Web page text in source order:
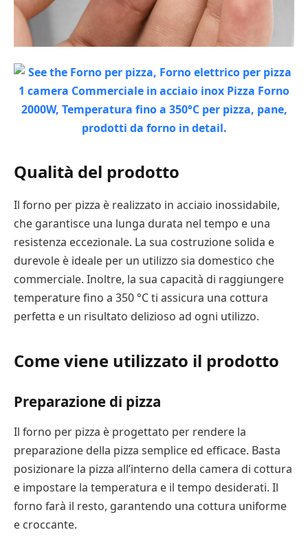
Qualità del prodotto
Il forno per pizza è realizzato in acciaio inossidabile,
che garantisce una lunga durata nel tempo e una
resistenza eccezionale. La sua costruzione solida e
durevole è ideale per un utilizzo sia domestico che
commerciale. Inoltre, la sua capacità di raggiungere
temperature fino a 350 °C ti assicura una cottura
perfetta e un risultato delizioso ad ogni utilizzo.
Come viene utilizzato il prodotto
Preparazione di pizza
Il forno per pizza è progettato per rendere la
preparazione della pizza semplice ed efficace. Basta
posizionare la pizza all’interno della camera di cottura
e impostare la temperatura e il tempo desiderati. Il
forno farà il resto, garantendo una cottura uniforme
e croccante.